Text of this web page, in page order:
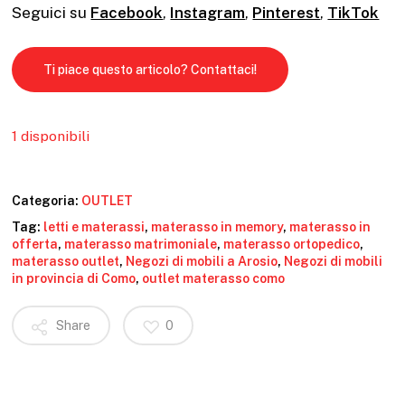
Seguici su Facebook, Instagram, Pinterest, TikTok
Ti piace questo articolo? Contattaci!
1 disponibili
Categoria: OUTLET
Tag: letti e materassi, materasso in memory, materasso in
offerta, materasso matrimoniale, materasso ortopedico,
materasso outlet, Negozi di mobili a Arosio, Negozi di mobili
in provincia di Como, outlet materasso como
Share 0